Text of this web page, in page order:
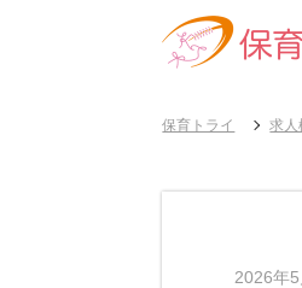
保育トライ 求人
2026年